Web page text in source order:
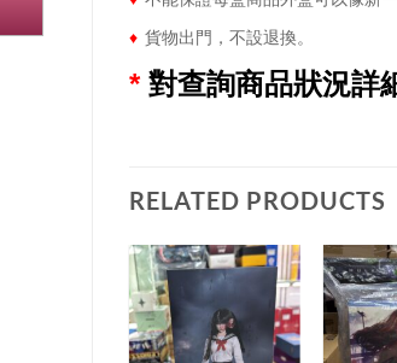
♦ 貨物出門，不設退換。
* 對查詢商品狀況詳
RELATED PRODUCTS